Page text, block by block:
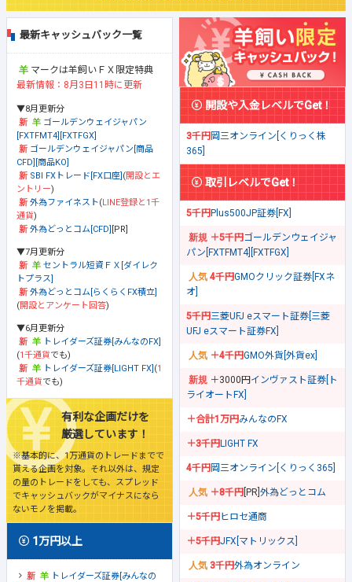
最新キャッシュバック一覧
マークは羊飼いＦＸ限定特典
最新情報：8月3日11時に更新
▼8月更新分
ゴールデンウェイジャパン
[FXTFMT4][FXTFGX]
ゴールデンウェイジャパン[商品
CFD][商品KO]
SBI FXトレード[FX口座] (開設とエ
ントリー)
外為ファイネスト(LINE登録と1千
通貨)
外為どっとコム[CFD] [PR]
▼7月更新分
セントラル短資ＦＸ[ダイレク
トプラス]
外為どっとコム[らくらくFX積立]
(開設とアンケート回答)
▼6月更新分
トレイダーズ証券[みんなのFX]
(1千通貨でも)
トレイダーズ証券[LIGHT FX] (1
千通貨でも)
有利な企画だけを
厳選しています！
※基本的に、1万通貨のトレードまでで
貰える企画を対象。それ以外は、規定
の量のトレードをしても、スプレッド
でキャッシュバックがマイナスになら
ないモノを掲載。
1万円以上
トレイダーズ証券[みんなの
開設や入金レベルでGet！
3千円岡三オンライン[くりっく株
365]
取引レベルでGet！
5千円Plus500JP証券[FX]
＋5千円ゴールデンウェイジャ
パン[FXTFMT4][FXTFGX]
4千円GMOクリック証券[FXネ
オ]
5千円三菱UFJ eスマート証券[三菱
UFJ eスマート証券FX]
＋4千円GMO外貨[外貨ex]
＋3000円 インヴァスト証券[ト
ライオートFX]
＋合計1万円みんなのFX
＋3千円LIGHT FX
4千円岡三オンライン[くりっく365]
＋8千円 [PR] 外為どっとコム
＋5千円ヒロセ通商
＋5千円JFX[マトリックス]
3千円外為オンライン